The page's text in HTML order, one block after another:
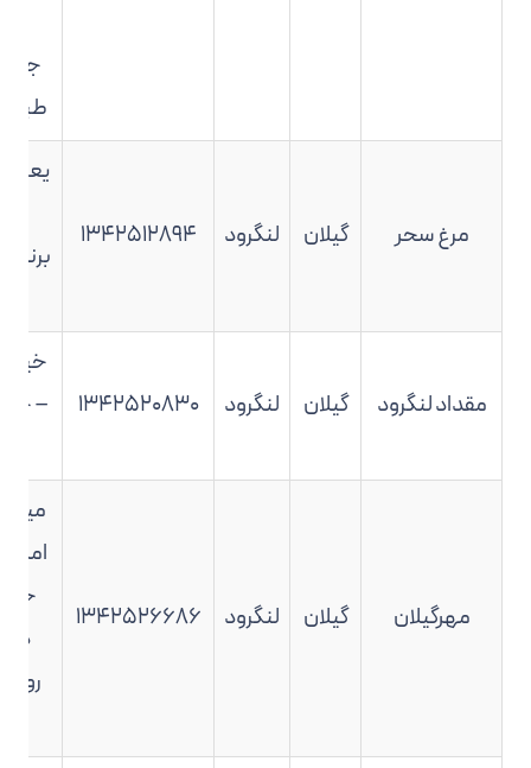
مرغ سحر گیلان لنگرود ۱۳۴۲۵۱۲۸۹۴
مقداد لنگرود گیلان لنگرود ۱۳۴۲۵۲۰۸۳۰
–
مهرگیلان گیلان لنگرود ۱۳۴۲۵۲۶۶۸۶